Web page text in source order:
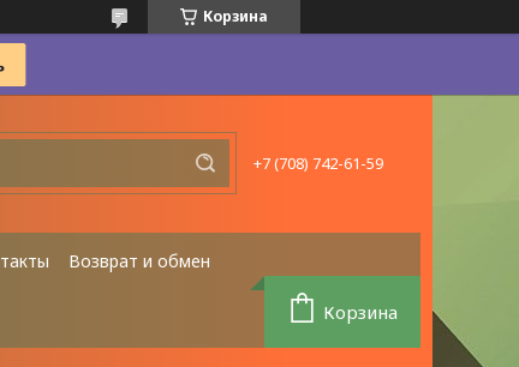
Корзина
+7 (708) 742-61-59
Возврат и обмен
Корзина